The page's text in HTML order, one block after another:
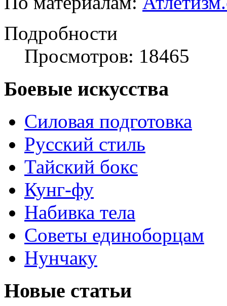
Подробности
Просмотров: 18465
Боевые искусства
Силовая подготовка
Русский стиль
Тайский бокс
Кунг-фу
Набивка тела
Советы единоборцам
Нунчаку
Новые статьи